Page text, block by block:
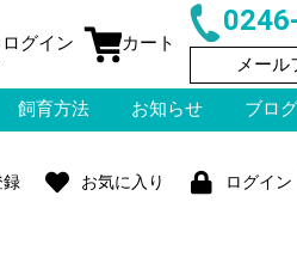
ログイン カート
メール
飼育方法 お知らせ ブログ
録 お気に入り ログイン